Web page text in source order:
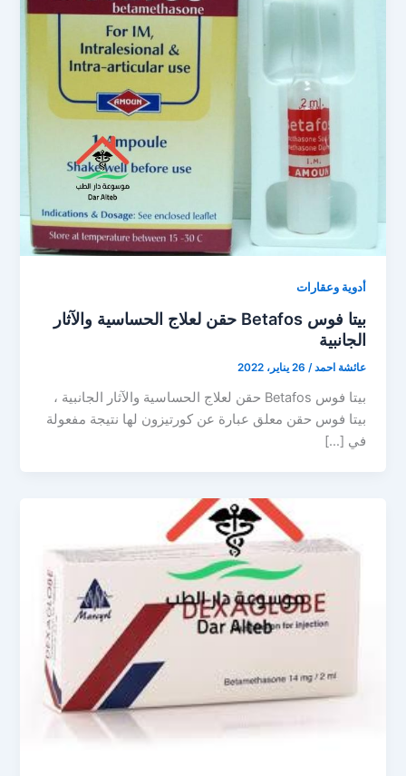
أدوية وعقارات
بيتا فوس Betafos حقن لعلاج الحساسية والآثار
الجانبية
عائشة احمد/ 26 يناير، 2022
بيتا فوس Betafos حقن لعلاج الحساسية والآثار الجانبية ،
بيتا فوس حقن معلق عبارة عن كورتيزون لها نتيجة مفعولة
في […]